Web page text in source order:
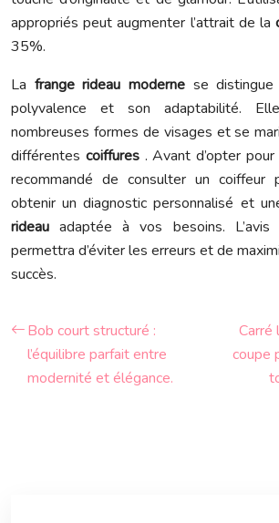
appropriés peut augmenter l’attrait de la
35%.
La frange rideau moderne se
polyvalence et son adaptabilité.
nombreuses formes de visages et se
différentes coiffures . Avant d’opter
recommandé de consulter un coiffeur
obtenir un diagnostic personnalisé et
rideauadaptée à vos besoins. L’avis
permettra d’éviter les erreurs et de
succès.
Bob court structuré :
l’équilibre parfait entre
modernité et élégance.
Carré
coupe